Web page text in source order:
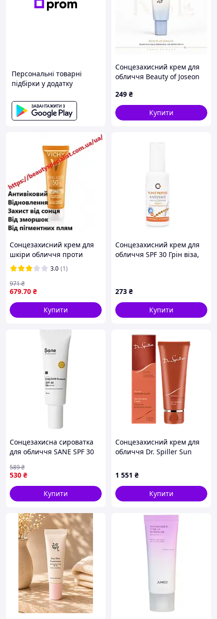
Персональні товарні
підбірки у додатку
Сонцезахисний крем для
обличчя Beauty of Joseon
PA++++ з рисовою водою
та пантенолом
249 ₴
Купити
Сонцезахисний крем для
шкіри обличчя проти
пігментних плям SPF50+
Vichy Capital Soleil Anti-
Taches Anti-Dark
3.0 (1)
679.70 ₴
971₴
Купити
Сонцезахисний крем для
обличчя SPF 30 Грін віза,
273 ₴
Купити
Сонцезахисна сироватка
для обличчя SANE SPF 30
530 ₴
589₴
Купити
Сонцезахисний крем для
обличчя Dr. Spiller Sun
мл
1 551 ₴
Купити